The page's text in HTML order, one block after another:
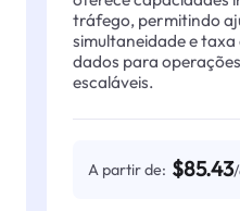
tráfego, permitindo
simultaneidade e
dados para
escaláveis.
A partir de: $85.43